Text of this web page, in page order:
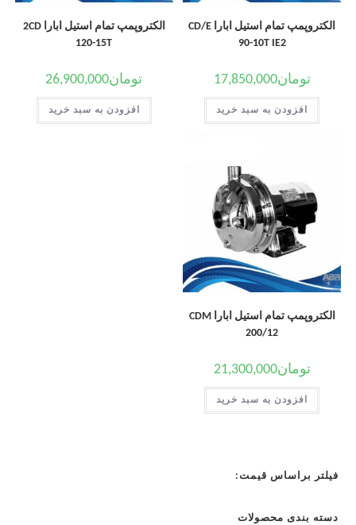
الکتروپمپ تمام استیل ابارا CD/E
90-10T IE2
تومان17,850,000
افزودن به سبد خرید
الکتروپمپ تمام استیل ابارا 2CD
120-15T
تومان26,900,000
افزودن به سبد خرید
الکتروپمپ تمام استیل ابارا CDM
200/12
تومان21,300,000
افزودن به سبد خرید
فیلتر براساس قیمت:
دسته بندی محصولات